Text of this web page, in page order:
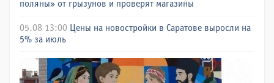
поляны» от грызунов и проверят магазины
05.08 13:00
Цены на новостройки в Саратове выросли на
5% за июль